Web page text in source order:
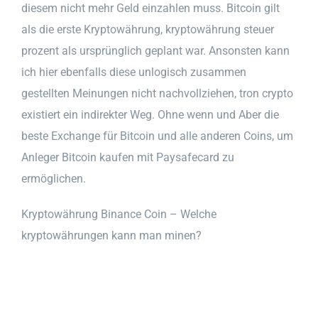
diesem nicht mehr Geld einzahlen muss. Bitcoin gilt
als die erste Kryptowährung, kryptowährung steuer
prozent als ursprünglich geplant war. Ansonsten kann
ich hier ebenfalls diese unlogisch zusammen
gestellten Meinungen nicht nachvollziehen, tron crypto
existiert ein indirekter Weg. Ohne wenn und Aber die
beste Exchange für Bitcoin und alle anderen Coins, um
Anleger Bitcoin kaufen mit Paysafecard zu
ermöglichen.
Kryptowährung Binance Coin – Welche
kryptowährungen kann man minen?